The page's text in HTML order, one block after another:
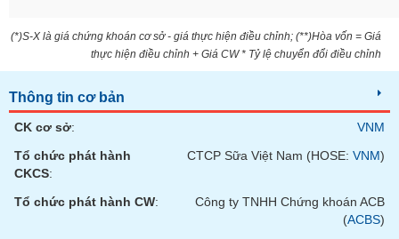
(*)S-X là giá chứng khoán cơ sở - giá thực hiện điều chỉnh; (**)Hòa vốn = Giá
thực hiện điều chỉnh + Giá CW * Tỷ lệ chuyển đổi điều chỉnh
Thông tin cơ bản
CK cơ sở:
VNM
Tổ chức phát hành
CKCS:
CTCP Sữa Việt Nam (HOSE: VNM)
Tổ chức phát hành CW:
Công ty TNHH Chứng khoán ACB
(ACBS)
NGHỆ